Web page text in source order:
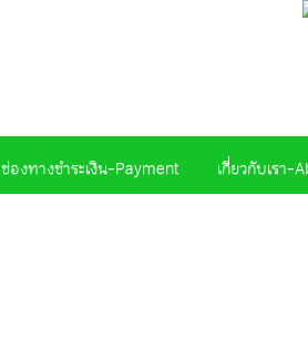
ช่องทางชำระเงิน-Payment เกี่ยวกับเรา-